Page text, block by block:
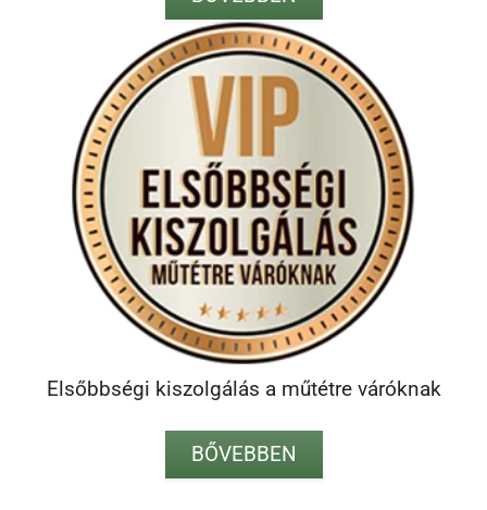
Elsőbbségi kiszolgálás a műtétre váróknak
BŐVEBBEN